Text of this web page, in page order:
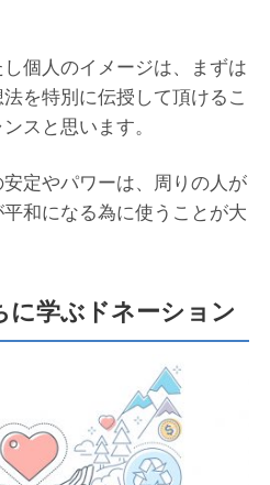
個人のイメージは、まずは
を特別に伝授して頂けるこ
スと思います。
定やパワーは、周りの人が
和になる為に使うことが大
に学ぶドネーション